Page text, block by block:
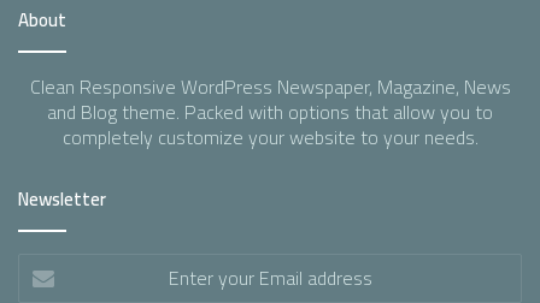
About
Clean Responsive WordPress Newspaper, Magazine, News
and Blog theme. Packed with options that allow you to
completely customize your website to your needs.
Newsletter
Enter
your